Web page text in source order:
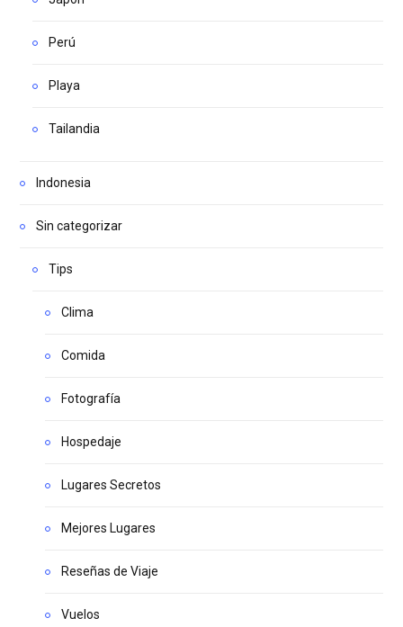
Perú
Playa
Tailandia
Indonesia
Sin categorizar
Tips
Clima
Comida
Fotografía
Hospedaje
Lugares Secretos
Mejores Lugares
Reseñas de Viaje
Vuelos